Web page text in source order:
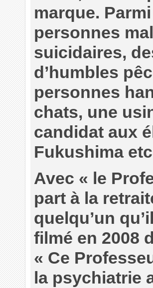
marque.
personnes
suicidaires,
d’humbles
personnes
chats, une
candidat aux
Fukushima
Avec « le
part à la
quelqu’un
filmé en 2008
« Ce
la psychiatrie